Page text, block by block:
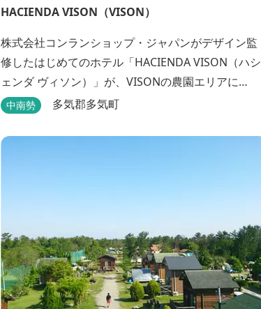
HACIENDA VISON（VISON）
株式会社コンランショップ・ジャパンがデザイン監
修したはじめてのホテル「HACIENDA VISON（ハシ
ェンダ ヴィソン）」が、VISONの農園エリアに
8/1(木)オープン。 VISONでも最も緑豊かな農園エリ
の“HACIENDA”は、スペイン語で荘園の主の館を...
中南勢 多気郡多気町